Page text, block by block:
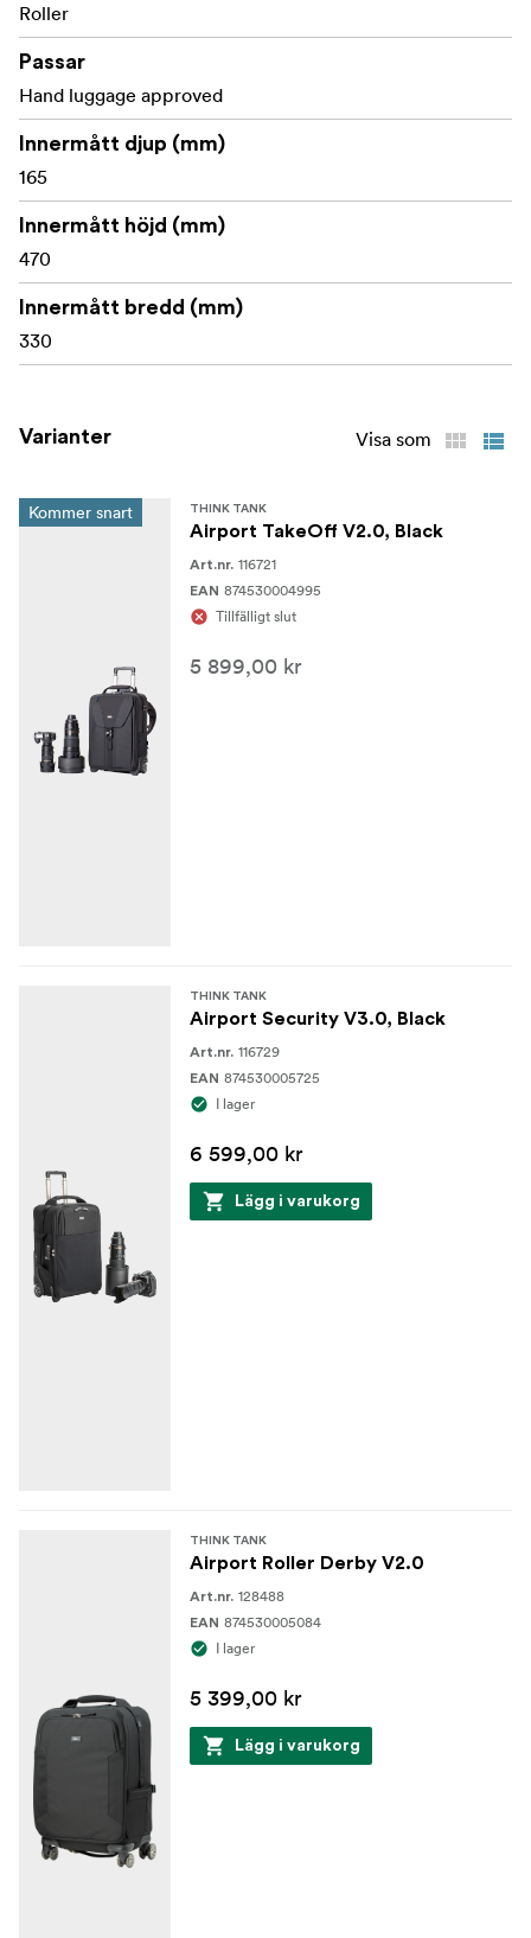
för bästa möjliga passform
Konstruktion i ett stycke minskar vikten och ökar
Unikt serienummer för borttappat bagage
och tillbehör
och fötter förlänger produktens livslängd
och repor
Frontficka med stretch
Handtag och greppvänlgia remmar på alla fyra sidor
för att snabbt och enkelt lyfta ur väskan från hyllor,
bagageutrymmen, etc.
Förstärkta avdelare stöder tunga redskap och
bibehåller styrka över tiden
Hypalonförstärkta hörn baktill för ökad hållbarhet
MATERIAL
Exteriör:
Slitstark vattenavvisande beläggning (DWR)
Gummerad laminatförstärkning
SpanKodra framficka
Nylonband
3-lagers bunden nylontråd
Interiör:
210D silver-färgad nylon
Roller
Passar
Hand luggage approved
Innermått djup (mm)
165
Innermått höjd (mm)
470
Innermått bredd (mm)
330
Varianter Visa som
Kommer snart THINK TANK
Airport TakeOff V2.0, Black
Art.nr. 116721
EAN 874530004995
Tillfälligt slut
5 899,00 kr
THINK TANK
Airport Security V3.0, Black
Art.nr. 116729
EAN 874530005725
I lager
6 599,00 kr
Lägg i varukorg
THINK TANK
Airport Roller Derby V2.0
Art.nr. 128488
EAN 874530005084
I lager
5 399,00 kr
Lägg i varukorg